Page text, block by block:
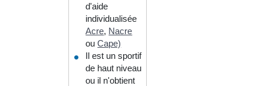
d'aide
individualisée
Acre, Nacre
ouCape)
Il est un sportif
de haut niveau
ou il n'obtient